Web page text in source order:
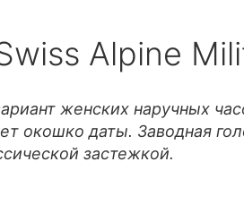
Alpine
женских наручных
окошко даты. Заводная
застежкой.